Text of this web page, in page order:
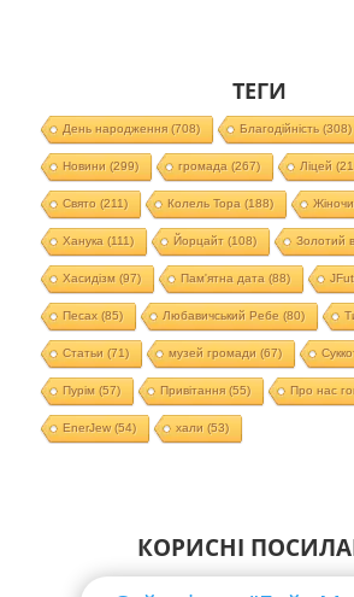
ТЕГИ
День народження(708) Благодійність(308)
Новини (299) громада (267) Ліцей
Свято (211) Колель Тора (188)
Ханука (111) Йорцайт (108) Золотий
Хасидізм (97) Пам'ятна дата (88)
Песах(85) Любавичський Ребе (80)
Статьи (71) музей громади (67)
Пурім (57) Привітання(55) Про нас
EnerJew(54) хали (53)
КОРИСНІ